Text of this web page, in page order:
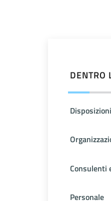
DENTRO
Consulenti
Personale